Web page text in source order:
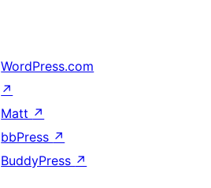
WordPress.com
↗
Matt ↗
bbPress ↗
BuddyPress ↗